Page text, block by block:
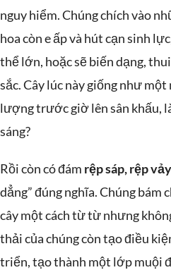
nguy hiểm. Chúng chích vào
hoa còn e ấp và hút cạn sinh
thể lớn, hoặc sẽ biến dạng,
sắc. Cây lúc này giống như
lượng trước giờ lên sân khấu,
sáng?
Rồi còn có đám rệp sáp, rệp vảy
dẳng” đúng nghĩa. Chúng bám
cây một cách từ từ nhưng
thải của chúng còn tạo điều
triển, tạo thành một lớp muội